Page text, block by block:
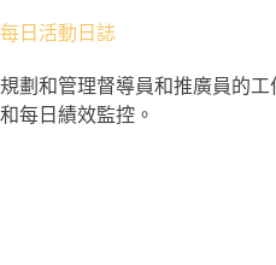
每日活動日誌
規劃和管理督導員和推廣員的工
和每日績效監控。